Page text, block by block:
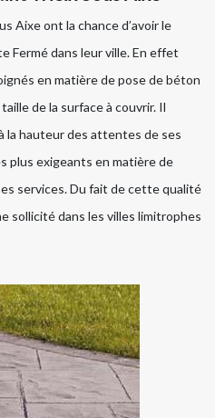
Aixe ont la chance d’avoir le
Fermé dans leur ville. En effet
en matière de pose de béton
de la surface à couvrir. Il
la hauteur des attentes de ses
plus exigeants en matière de
services. Du fait de cette qualité
sollicité dans les villes limitrophes